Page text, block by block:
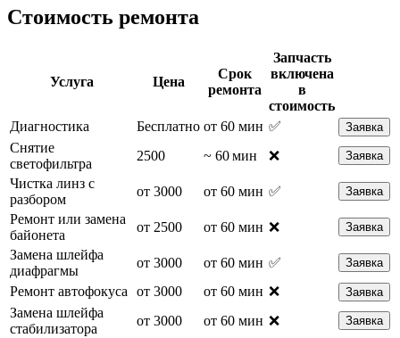
Стоимость ремонта
Услуга Цена
Срок
ремонта
Запчасть
включена
в
стоимость
Диагностика
Бесплатно от 60 мин ✅ Заявка
Снятие
светофильтра
2500 ~ 60 мин ❌ Заявка
Чистка линз с
разбором
от 3000 от 60 мин ✅ Заявка
Ремонт или замена
байонета
от 2500 от 60 мин ❌ Заявка
Замена шлейфа
диафрагмы
от 3000 от 60 мин ✅ Заявка
Ремонт автофокуса от 3000 от 60 мин ❌ Заявка
Замена шлейфа
стабилизатора
от 3000 от 60 мин ❌ Заявка